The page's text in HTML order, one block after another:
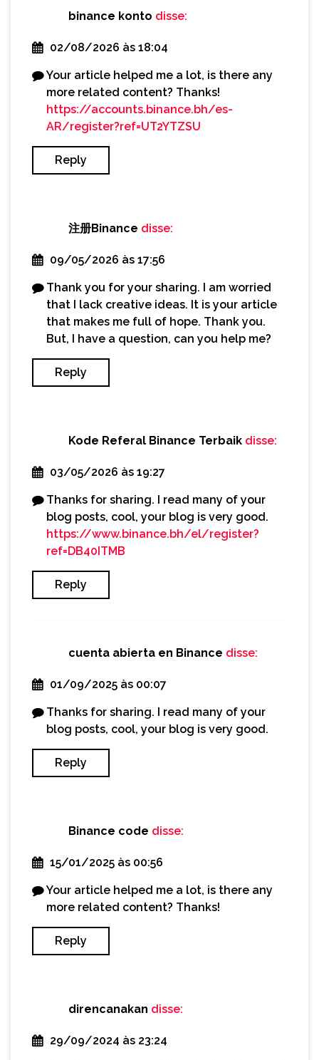
binance konto disse:
02/08/2026 às 18:04
Your article helped me a lot, is there any
more related content? Thanks!
https://accounts.binance.bh/es-
AR/register?ref=UT2YTZSU
Reply
注册Binance disse:
09/05/2026 às 17:56
Thank you for your sharing. I am worried
that I lack creative ideas. It is your article
that makes me full of hope. Thank you.
But, I have a question, can you help me?
Reply
Kode Referal Binance Terbaik disse:
03/05/2026 às 19:27
Thanks for sharing. I read many of your
blog posts, cool, your blog is very good.
https://www.binance.bh/el/register?
ref=DB40ITMB
Reply
cuenta abierta en Binance disse:
01/09/2025 às 00:07
Thanks for sharing. I read many of your
blog posts, cool, your blog is very good.
Reply
Binance code disse:
15/01/2025 às 00:56
Your article helped me a lot, is there any
more related content? Thanks!
Reply
direncanakan disse:
29/09/2024 às 23:24